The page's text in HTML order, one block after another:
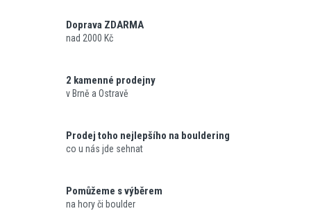
Doprava ZDARMA
nad 2000 Kč
2 kamenné prodejny
v Brně a Ostravě
Prodej toho nejlepšího na bouldering
co u nás jde sehnat
Pomůžeme s výběrem
na hory či boulder